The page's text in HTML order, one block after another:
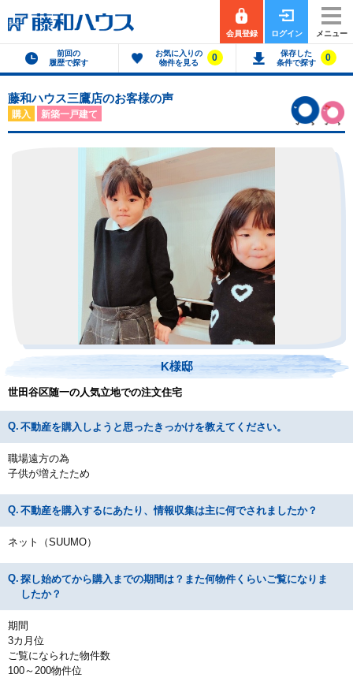
会員登録 ログイン メニュー
前回の
履歴で探す
お気に入りの
物件を見る
0
保存した
条件で探す
0
藤和ハウス三鷹店のお客様の声
購入 新築一戸建て
K様邸
世田谷区随一の人気立地での注文住宅
不動産を購入しようと思ったきっかけを教えてください。
職場遠方の為
子供が増えたため
不動産を購入するにあたり、情報収集は主に何でされましたか？
ネット（SUUMO）
探し始めてから購入までの期間は？また何物件くらいご覧になりま
したか？
期間
3カ月位
ご覧になられた物件数
100～200物件位